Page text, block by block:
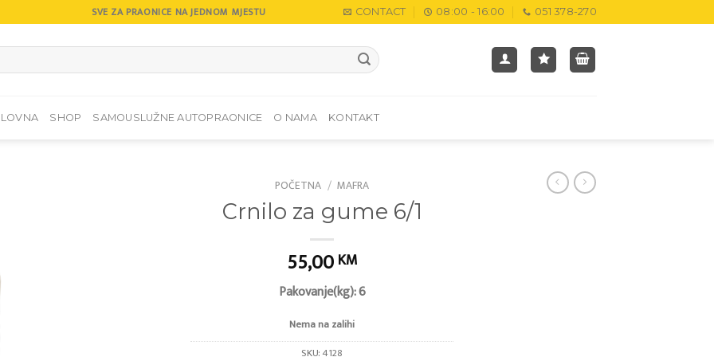
SVE ZA PRAONICE NA JEDNOM MJESTU CONTACT 08:00 - 16:00 051 378-270
SHOP SAMOUSLUŽNE AUTOPRAONICE O NAMA KONTAKT
POČETNA / MAFRA
Crnilo za gume 6/1
55,00 KM
Pakovanje(kg): 6
Nema na zalihi